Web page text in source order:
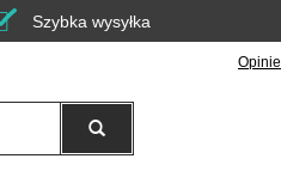
Szybka wysyłka
Opinie